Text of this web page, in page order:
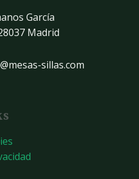
García
Madrid
sillas.com